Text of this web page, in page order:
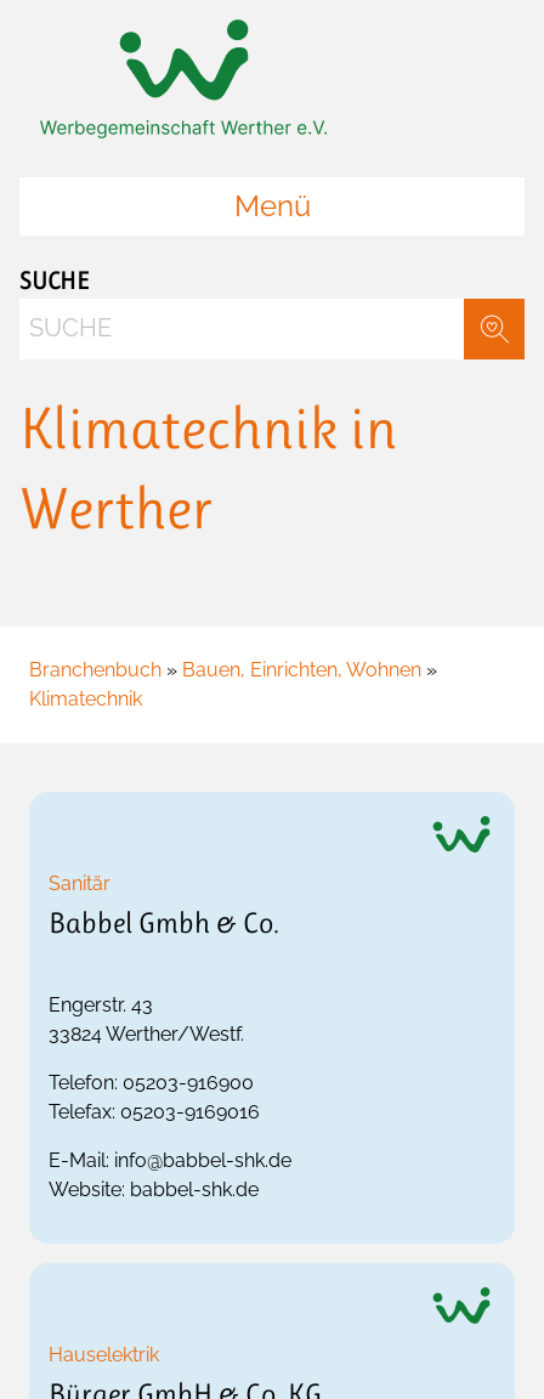
Menü
SUCHE
Klimatechnik in
Werther
Branchenbuch » Bauen, Einrichten, Wohnen »
Klimatechnik
Sanitär
Babbel Gmbh & Co.
Engerstr. 43
33824Werther/Westf.
Telefon: 05203-916900
Telefax: 05203-9169016
E-Mail: info@babbel-shk.de
Website: babbel-shk.de
Hauselektrik